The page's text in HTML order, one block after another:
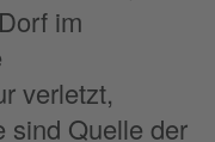
im
verletzt,
sind Quelle der